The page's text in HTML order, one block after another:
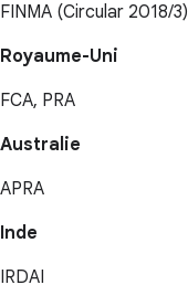
FINMA (Circular 2018/3)
Royaume-Uni
FCA, PRA
Australie
APRA
Inde
IRDAI